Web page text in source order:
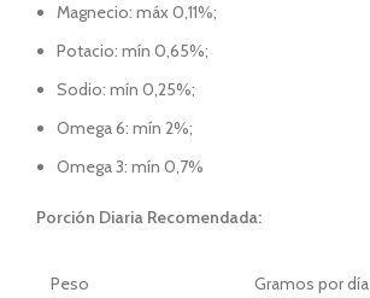
Magnecio: máx 0,11%;
Potacio: mín 0,65%;
Sodio: mín 0,25%;
Omega 6: mín 2%;
Omega 3: mín 0,7%
Porción Diaria Recomendada:
Peso Gramos por día